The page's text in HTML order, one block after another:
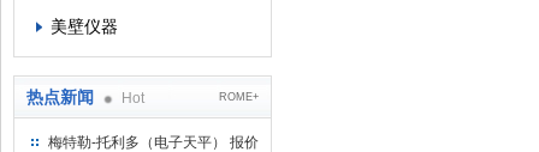
美壁仪器
热点新闻 Hot ROME+
梅特勒-托利多（电子天平） 报价